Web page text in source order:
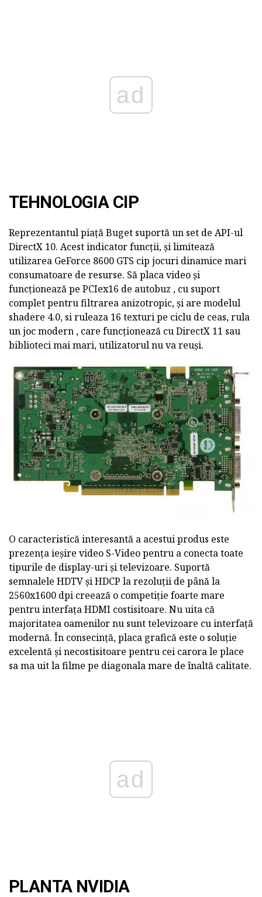
ad
TEHNOLOGIA CIP
Reprezentantul piață Buget suportă un set de API-ul
DirectX 10. Acest indicator funcții, și limitează
utilizarea GeForce 8600 GTS cip jocuri dinamice mari
consumatoare de resurse. Să placa video și
funcționează pe PCIex16 de autobuz , cu suport
complet pentru filtrarea anizotropic, și are modelul
shadere 4.0, si ruleaza 16 texturi pe ciclu de ceas, rula
un joc modern , care funcționează cu DirectX 11 sau
biblioteci mai mari, utilizatorul nu va reuși.
O caracteristică interesantă a acestui produs este
prezența ieșire video S-Video pentru a conecta toate
tipurile de display-uri și televizoare. Suportă
semnalele HDTV și HDCP la rezoluții de până la
2560x1600 dpi creează o competiție foarte mare
pentru interfața HDMI costisitoare. Nu uita că
majoritatea oamenilor nu sunt televizoare cu interfață
modernă. În consecință, placa grafică este o soluție
excelentă și necostisitoare pentru cei carora le place
sa ma uit la filme pe diagonala mare de înaltă calitate.
ad
PLANTA NVIDIA